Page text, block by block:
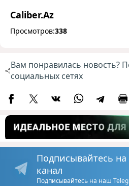
Caliber.Az
Просмотров:338
Вам понравилась новость?
социальных сетях
Подписывайтесь
канал
Подписывайтесь на наш